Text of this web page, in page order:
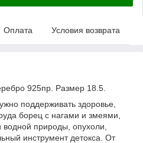
Оплата Условия возврата
925пр. Размер 18.5.
поддерживать здоровье,
борец с нагами и змеями,
природы, опухоли,
инструмент детокса. От